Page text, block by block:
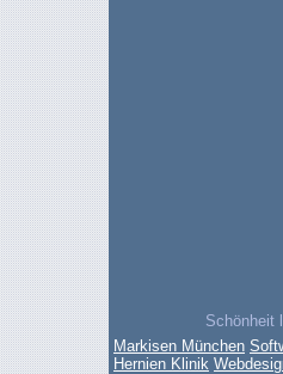
Schönheit
Markisen München
Hernien Klinik